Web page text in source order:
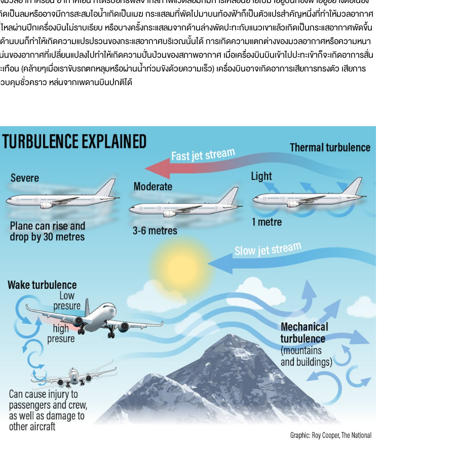
ดเป็นลมหรืออาจมีการสะสมไอน้ำเกิดเป็นเมฆ กระแสลมที่พัดไปมาบนท้องฟ้าก็เป็นตัวแปรสำคัญหนึ่งที่ทำให้มวลอากาศ
หลผ่านปีกเครื่องบินไม่ราบเรียบ หรือบางครั้งกระแสลมจากด้านล่างพัดปะทะกับแนวเขาแล้วเกิดเป็นกระแสอากาศพัดขึ้น
านบนก็ทำให้เกิดความแปรปรวนของกระแสอากาศบริเวณนั้นได้ การเกิดความแตกต่างของมวลอากาศหรือความหนา
นของอากาศที่เปลี่ยนแปลงไปทำให้เกิดความปั่นป่วนของสภาพอากาศ เมื่อเครื่องบินบินเข้าไปปะทะเข้าก็จะเกิดอาการสั่น
เทือน (คล้ายๆเมื่อเราขับรถตกหลุมหรือผ่านน้ำท่วมขังด้วยความเร็ว) เครื่องบินอาจเกิดอาการเสียการทรงตัว เสียการ
บคุมชั่วคราว หล่นจากเพดานบินปกติได้